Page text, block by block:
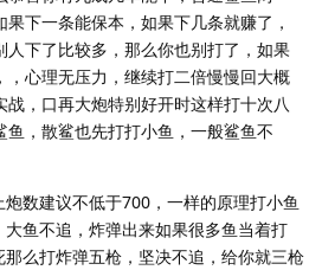
下一条能保本，如果下几条就赚了，
人下了比较多，那么你也别打了，如果
，心理无压力，继续打二倍慢慢回大概
，口再大炮特别好开时这样打十次八
鱼，散鲨也先打打小鱼，一般鲨鱼不
数建议不低于700，一样的原理打小鱼
鱼不追，炸弹出来如果很多鱼当着打
么打炸弹五枪，坚决不追，给你就三枪